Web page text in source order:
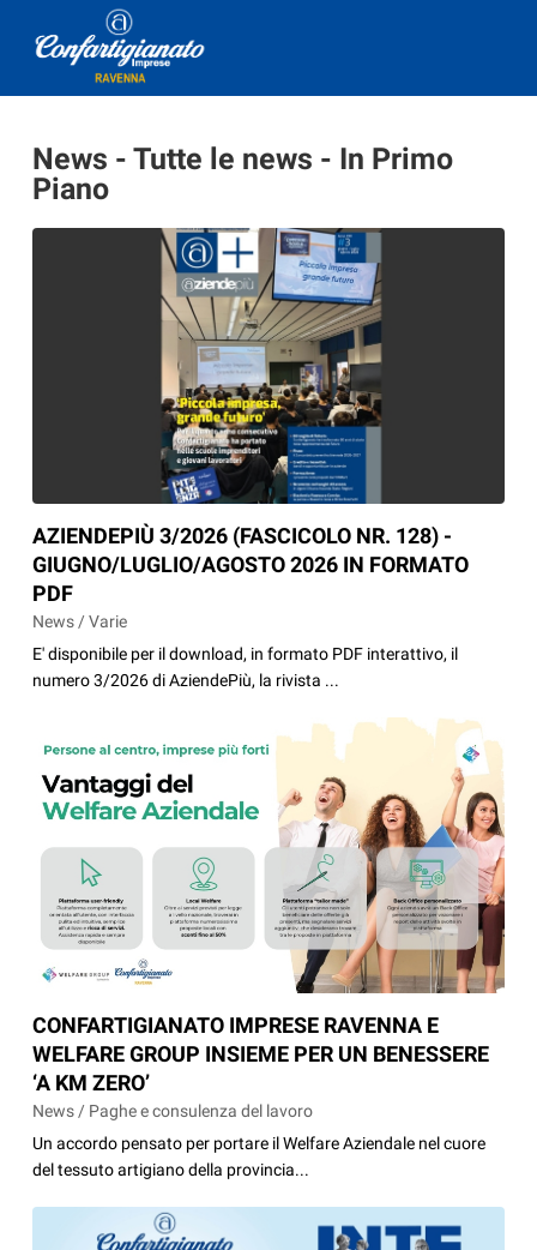
News - Tutte le news - In Primo
Piano
AZIENDEPIÙ 3/2026 (FASCICOLO NR. 128) -
GIUGNO/LUGLIO/AGOSTO 2026 IN FORMATO
PDF
News / Varie
E' disponibile per il download, in formato PDF interattivo, il
numero 3/2026 di AziendePiù, la rivista ...
CONFARTIGIANATO IMPRESE RAVENNA E
WELFARE GROUP INSIEME PER UN BENESSERE
‘A KM ZERO’
News / Paghe e consulenza del lavoro
Un accordo pensato per portare il Welfare Aziendale nel cuore
del tessuto artigiano della provincia...